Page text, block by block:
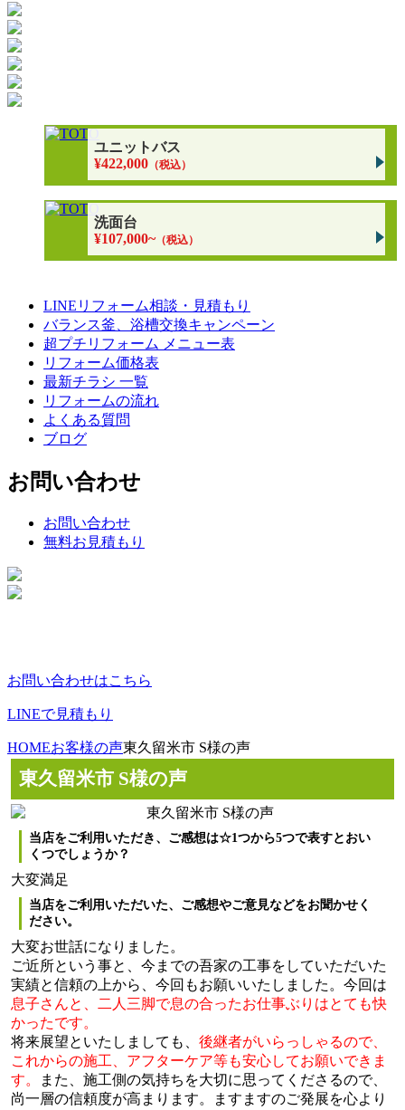
ユニットバス
¥422,000 （税込）
洗面台
¥107,000~（税込）
LINEリフォーム相談・見積もり
バランス釜、浴槽交換キャンペーン
超プチリフォーム メニュー表
リフォーム価格表
最新チラシ 一覧
リフォームの流れ
よくある質問
ブログ
お問い合わせ
お問い合わせ
無料お見積もり
お問い合わせはこちら
LINEで見積もり
HOMEお客様の声東久留米市 S様の声
東久留米市 S様の声
当店をご利用いただき、ご感想は☆1つから5つで表すとおい
くつでしょうか？
大変満足
当店をご利用いただいた、ご感想やご意見などをお聞かせく
ださい。
大変お世話になりました。
ご近所という事と、今までの吾家の工事をしていただいた
実績と信頼の上から、今回もお願いいたしました。今回は
息子さんと、二人三脚で息の合ったお仕事ぶりはとても快
かったです。
将来展望といたしましても、後継者がいらっしゃるので、
これからの施工、アフターケア等も安心してお願いできま
す。
また、施工側の気持ちを大切に思ってくださるので、
尚一層の信頼度が高まります。ますますのご発展を心より